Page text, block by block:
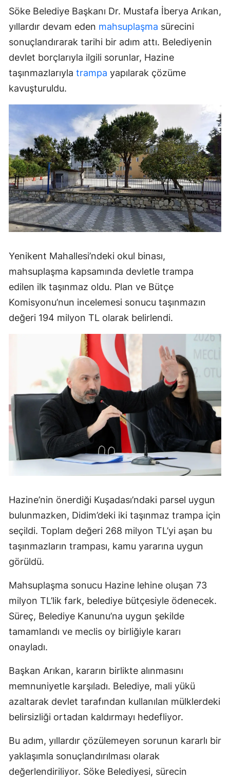
Söke Belediye Başkanı Dr. Mustafa İberya Arıkan,
yıllardır devam eden mahsuplaşma sürecini
sonuçlandırarak tarihi bir adım attı. Belediyenin
devlet borçlarıyla ilgili sorunlar, Hazine
taşınmazlarıyla trampa yapılarak çözüme
kavuşturuldu.
Yenikent Mahallesi’ndeki okul binası,
mahsuplaşma kapsamında devletle trampa
edilen ilk taşınmaz oldu. Plan ve Bütçe
Komisyonu’nun incelemesi sonucu taşınmazın
değeri 194 milyon TL olarak belirlendi.
Hazine’nin önerdiği Kuşadası’ndaki parsel uygun
bulunmazken, Didim’deki iki taşınmaz trampa için
seçildi. Toplam değeri 268 milyon TL’yi aşan bu
taşınmazların trampası, kamu yararına uygun
görüldü.
Mahsuplaşma sonucu Hazine lehine oluşan 73
milyon TL’lik fark, belediye bütçesiyle ödenecek.
Süreç, Belediye Kanunu’na uygun şekilde
tamamlandı ve meclis oy birliğiyle kararı
onayladı.
Başkan Arıkan, kararın birlikte alınmasını
memnuniyetle karşıladı. Belediye, mali yükü
azaltarak devlet tarafından kullanılan mülklerdeki
belirsizliği ortadan kaldırmayı hedefliyor.
Bu adım, yıllardır çözülemeyen sorunun kararlı bir
yaklaşımla sonuçlandırılması olarak
değerlendiriliyor. Söke Belediyesi, sürecin